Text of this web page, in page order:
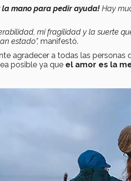
la mano para pedir ayuda! Hay
mi fragilidad y la suerte
estado”, manifestó.
agradecer a todas las personas
posible ya que el amor es la